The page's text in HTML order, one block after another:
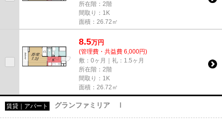
所在階：2階
間取り：1K
面積：26.72㎡
8.5万円
(管理費・共益費 6,000円)
敷：0ヶ月｜礼：1.5ヶ月
所在階：2階
間取り：1K
面積：26.72㎡
賃貸｜アパート グランファミリア Ⅰ